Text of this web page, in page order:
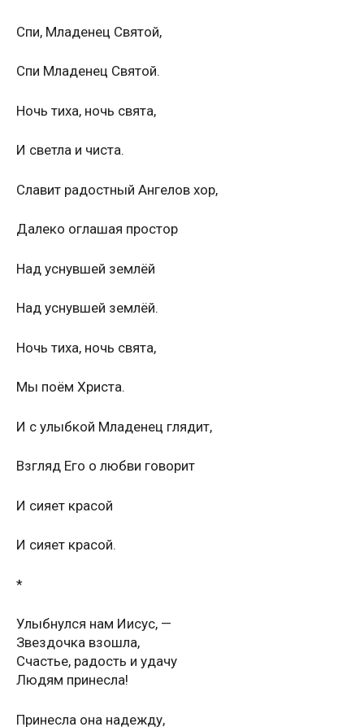
Спи, Младенец Святой,
Спи Младенец Святой.
Ночь тиха, ночь свята,
И светла и чиста.
Славит радостный Ангелов хор,
Далеко оглашая простор
Над уснувшей землёй
Над уснувшей землёй.
Ночь тиха, ночь свята,
Мы поём Христа.
И с улыбкой Младенец глядит,
Взгляд Его о любви говорит
И сияет красой
И сияет красой.
*
Улыбнулся нам Иисус, —
Звездочка взошла,
Счастье, радость и удачу
Людям принесла!
Принесла она надежду,